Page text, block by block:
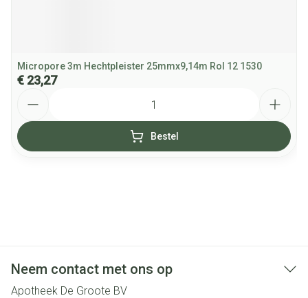
Micropore 3m Hechtpleister 25mmx9,14m Rol 12 1530
€ 23,27
Bestel
Neem contact met ons op
Apotheek De Groote BV